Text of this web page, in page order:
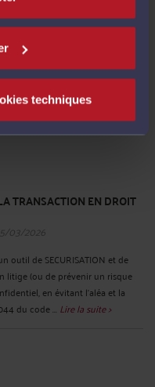
techniques
...Lire la suite >
TRANSACTION EN DROIT
03/2026
outil de SECURISATION et de
litige (ou de prévenir un risque
en évitant l’aléa et la
du code ... Lire la suite >